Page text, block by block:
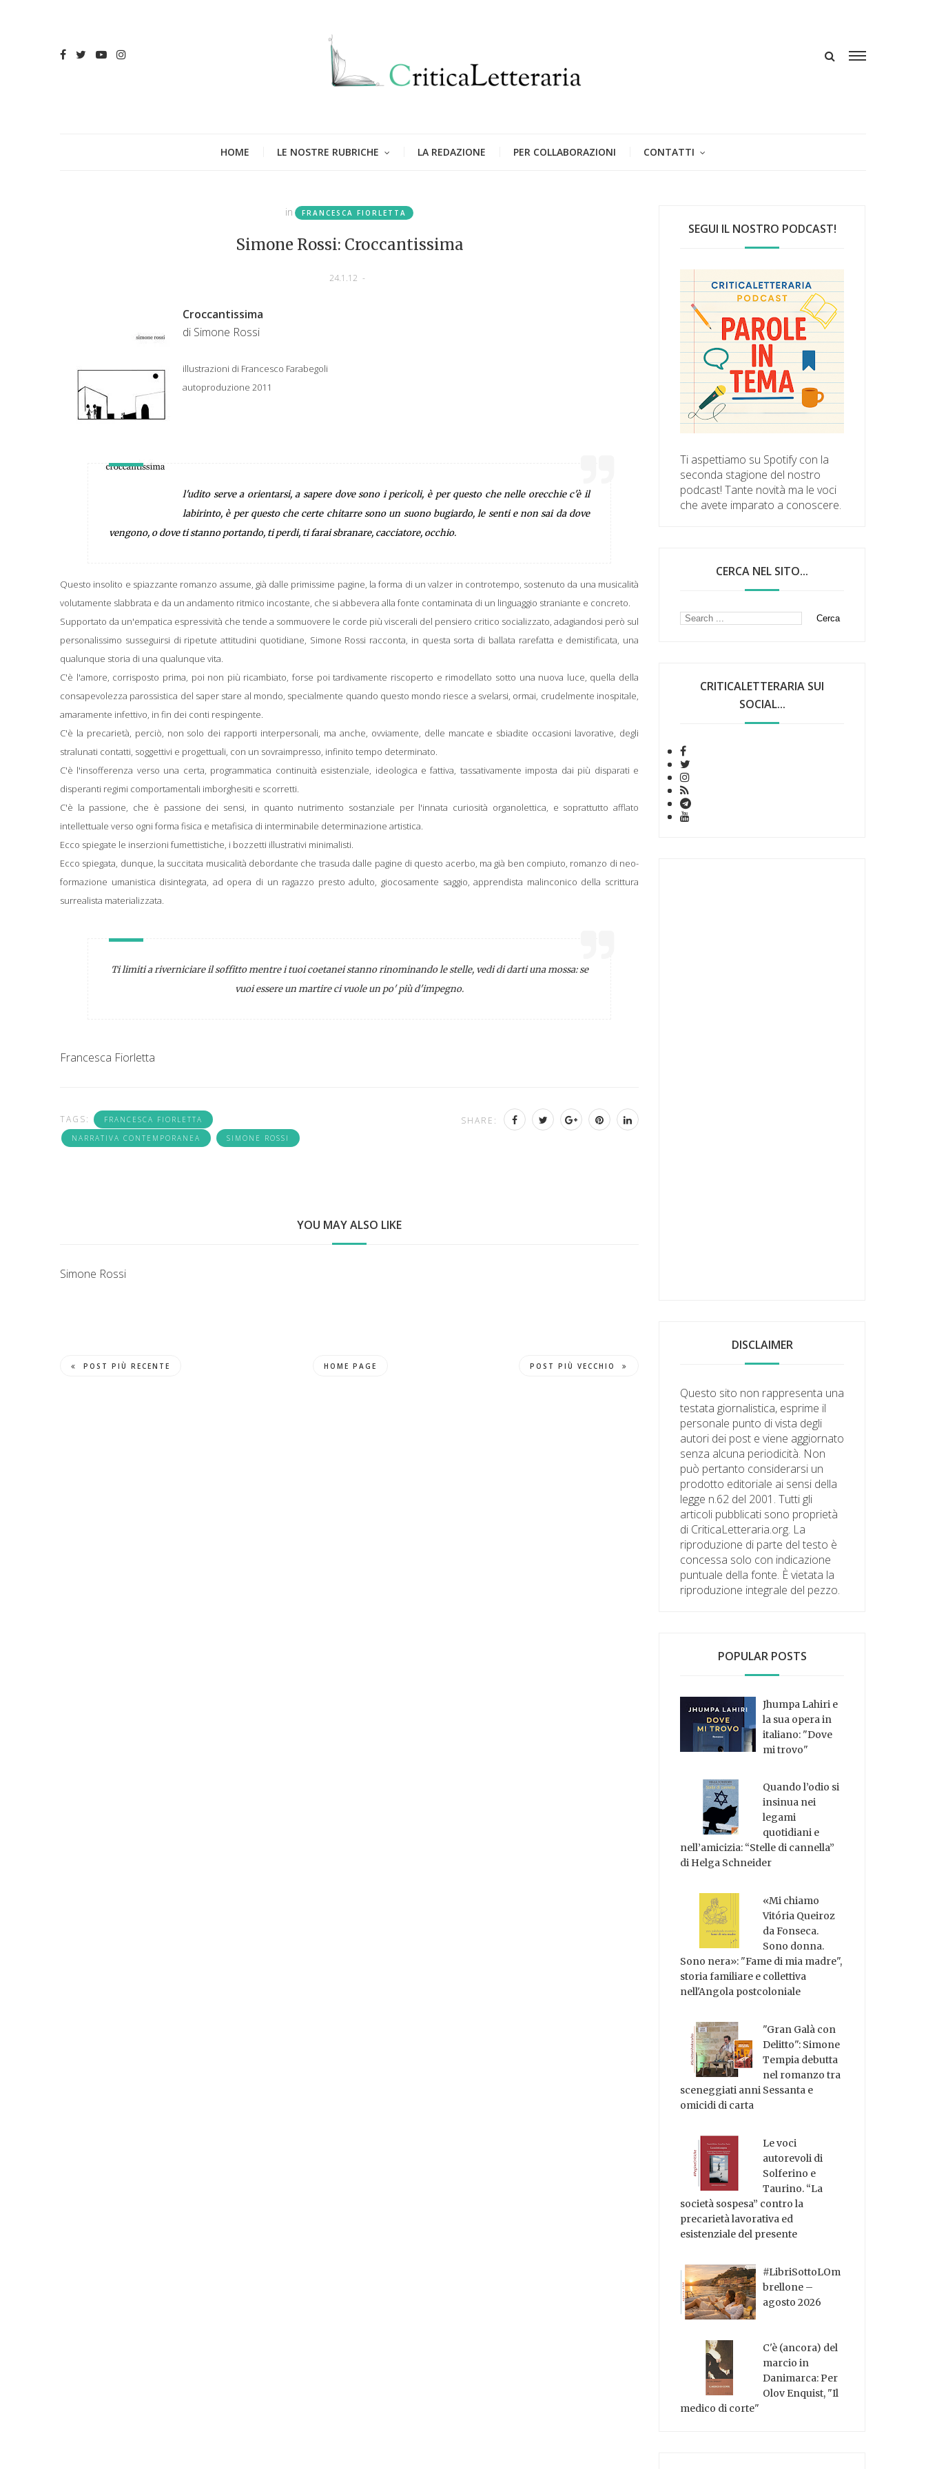
HOME LE NOSTRE RUBRICHE LA REDAZIONE PER COLLABORAZIONI CONTATTI
in FRANCESCA FIORLETTA
Simone Rossi: Croccantissima
24.1.12 -
Croccantissima
di Simone Rossi
illustrazioni di Francesco Farabegoli
autoproduzione 2011
l'udito serve a orientarsi, a sapere dove sono i pericoli, è per questo che nelle orecchie c'è il
labirinto, è per questo che certe chitarre sono un suono bugiardo, le senti e non sai da dove
vengono, o dove ti stanno portando, ti perdi, ti farai sbranare, cacciatore, occhio.
Questo insolito e spiazzante romanzo assume, già dalle primissime pagine, la forma di un valzer in controtempo, sostenuto da una musicalità
volutamente slabbrata e da un andamento ritmico incostante, che si abbevera alla fonte contaminata di un linguaggio straniante e concreto.
Supportato da un'empatica espressività che tende a sommuovere le corde più viscerali del pensiero critico socializzato, adagiandosi però sul
personalissimo susseguirsi di ripetute attitudini quotidiane, Simone Rossi racconta, in questa sorta di ballata rarefatta e demistificata, una
qualunque storia di una qualunque vita.
C'è l'amore, corrisposto prima, poi non più ricambiato, forse poi tardivamente riscoperto e rimodellato sotto una nuova luce, quella della
consapevolezza parossistica del saper stare al mondo, specialmente quando questo mondo riesce a svelarsi, ormai, crudelmente inospitale,
amaramente infettivo, in fin dei conti respingente.
C'è la precarietà, perciò, non solo dei rapporti interpersonali, ma anche, ovviamente, delle mancate e sbiadite occasioni lavorative, degli
stralunati contatti, soggettivi e progettuali, con un sovraimpresso, infinito tempo determinato.
C'è l'insofferenza verso una certa, programmatica continuità esistenziale, ideologica e fattiva, tassativamente imposta dai più disparati e
disperanti regimi comportamentali imborghesiti e scorretti.
C'è la passione, che è passione dei sensi, in quanto nutrimento sostanziale per l'innata curiosità organolettica, e soprattutto afflato
intellettuale verso ogni forma fisica e metafisica di interminabile determinazione artistica.
Ecco spiegate le inserzioni fumettistiche, i bozzetti illustrativi minimalisti.
Ecco spiegata, dunque, la succitata musicalità debordante che trasuda dalle pagine di questo acerbo, ma già ben compiuto, romanzo di neo-
formazione umanistica disintegrata, ad opera di un ragazzo presto adulto, giocosamente saggio, apprendista malinconico della scrittura
surrealista materializzata.
Ti limiti a riverniciare il soffitto mentre i tuoi coetanei stanno rinominando le stelle, vedi di darti una mossa: se
vuoi essere un martire ci vuole un po' più d'impegno.
Francesca Fiorletta
TAGS:
FRANCESCA FIORLETTA
NARRATIVA CONTEMPORANEA
SIMONE ROSSI
SHARE:
YOU MAY ALSO LIKE
Simone Rossi
POST PIÙ RECENTE HOME PAGE POST PIÙ VECCHIO
SEGUI IL NOSTRO PODCAST!
Ti aspettiamo su Spotify con la
seconda stagione del nostro
podcast! Tante novità ma le voci
che avete imparato a conoscere.
CERCA NEL SITO...
CRITICALETTERARIA SUI
SOCIAL...
DISCLAIMER
Questo sito non rappresenta una
testata giornalistica, esprime il
personale punto di vista degli
autori dei post e viene aggiornato
senza alcuna periodicità. Non
può pertanto considerarsi un
prodotto editoriale ai sensi della
legge n.62 del 2001. Tutti gli
articoli pubblicati sono proprietà
di CriticaLetteraria.org. La
riproduzione di parte del testo è
concessa solo con indicazione
puntuale della fonte. È vietata la
riproduzione integrale del pezzo.
POPULAR POSTS
Jhumpa Lahiri e
la sua opera in
italiano: "Dove
mi trovo"
Quando l’odio si
insinua nei
legami
quotidiani e
nell’amicizia: “Stelle di cannella”
di Helga Schneider
«Mi chiamo
Vitória Queiroz
da Fonseca.
Sono donna.
Sono nera»: "Fame di mia madre",
storia familiare e collettiva
nell'Angola postcoloniale
"Gran Galà con
Delitto": Simone
Tempia debutta
nel romanzo tra
sceneggiati anni Sessanta e
omicidi di carta
Le voci
autorevoli di
Solferino e
Taurino. “La
società sospesa” contro la
precarietà lavorativa ed
esistenziale del presente
#LibriSottoLOm
brellone –
agosto 2026
C'è (ancora) del
marcio in
Danimarca: Per
Olov Enquist, "Il
medico di corte"